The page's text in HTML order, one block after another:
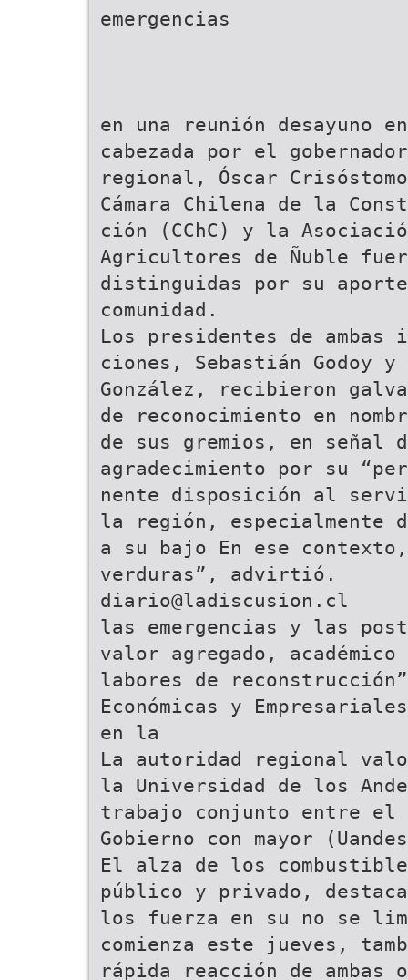
emergencias
en una reunión desayuno
cabezada por el gobernador
regional, Óscar
Cámara Chilena de la
ción (CChC) y la
Agricultores de Ñuble
distinguidas por su
comunidad.
Los presidentes de
ciones, Sebastián Godoy y
González, recibieron
de reconocimiento en
de sus gremios, en señal
agradecimiento por su
nente disposición al
la región, especialmente
a su bajo En ese
diario@ladiscusion.cl
las emergencias y las
valor agregado,
labores de
Económicas y
en la
La autoridad regional
la Universidad de los
trabajo conjunto entre
Gobierno con mayor
El alza de los
público y privado,
los fuerza en su no se
comienza este jueves,
rápida reacción de